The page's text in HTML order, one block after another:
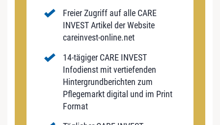
Freier Zugriff auf alle CARE
INVEST Artikel der Website
careinvest-online.net
14-tägiger CARE INVEST
Infodienst mit vertiefenden
Hintergrundberichten zum
Pflegemarkt digital und im Print
Format